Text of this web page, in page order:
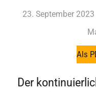
23. September 2023
Als
Der